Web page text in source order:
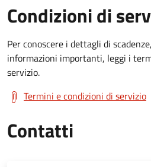
Condizioni di
Per conoscere i dettagli di
informazioni importanti, leggi i
servizio.
Termini e condizioni di servizio
Contatti